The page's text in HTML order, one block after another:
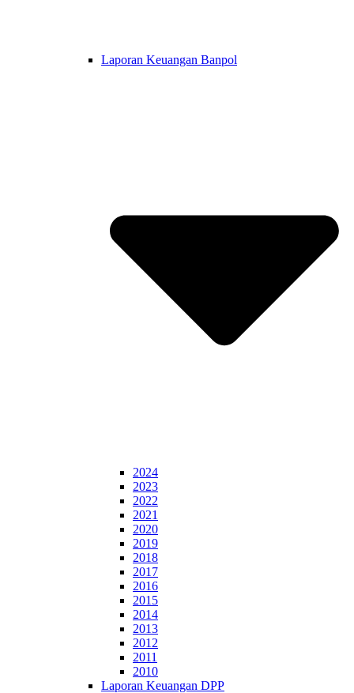
Laporan Keuangan Banpol
2024
2023
2022
2021
2020
2019
2018
2017
2016
2015
2014
2013
2012
2011
2010
Laporan Keuangan DPP